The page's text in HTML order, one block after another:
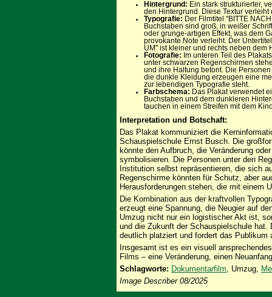
Hintergrund: Ein stark strukturierter,
den Hintergrund. Diese Textur
Typografie: Der Filmtitel "BITTE
Buchstaben sind groß, in weißer
oder grunge-artigen Effekt, was dem
provokante Note verleiht. Der
UM" ist kleiner und rechts neben dem
Fotografie: Im unteren Teil des
unter schwarzen Regenschirmen
und ihre Haltung betont. Die
die dunkle Kleidung erzeugen eine
zur lebendigen Typografie steht.
Farbschema: Das Plakat verwendet
Buchstaben und dem dunkleren
tauchen in einem Streifen mit dem
Interpretation und Botschaft:
Das Plakat kommuniziert die
Schauspielschule Ernst Busch. Die
könnte den Aufbruch, die Veränderung
symbolisieren. Die Personen unter den
Institution selbst repräsentieren, die sich
Regenschirme könnten für Schutz, aber
Herausforderungen stehen, die mit einem
Die Kombination aus der kraftvollen
erzeugt eine Spannung, die Neugier auf
Umzug nicht nur ein logistischer Akt ist,
und die Zukunft der Schauspielschule
deutlich platziert und fordert das Publikum
Insgesamt ist es ein visuell
Films – eine Veränderung, einen
Schlagworte: Dokumentarfilm, Umzug,
Image Describer 08/2025